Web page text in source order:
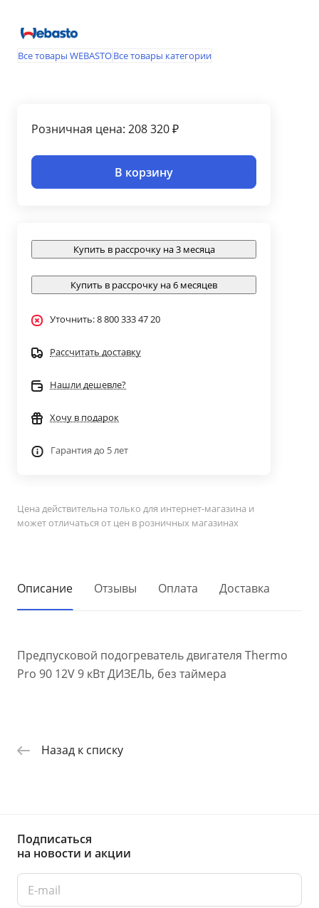
Все товары WEBASTOВсе товары категории
Розничная цена: 208 320 ₽
В корзину
Купить в рассрочку на 3 месяца
Купить в рассрочку на 6 месяцев
Уточнить: 8 800 333 47 20
Рассчитать доставку
Нашли дешевле?
Хочу в подарок
Гарантия до 5 лет
Цена действительна только для интернет-магазина и
может отличаться от цен в розничных магазинах
Описание Отзывы Оплата Доставка
Предпусковой подогреватель двигателя Thermo
Pro 90 12V 9 кВт ДИЗЕЛЬ, без таймера
Назад к списку
Подписаться
на новости и акции